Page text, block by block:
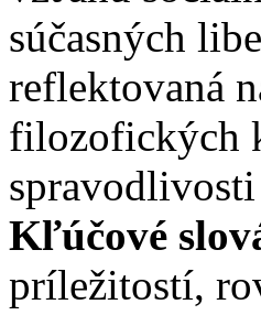
súčasných
reflektovaná
filozofických
Kľúčové
príležitostí,